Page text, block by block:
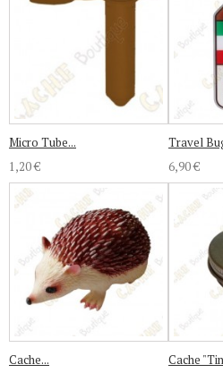
Micro Tube...
1,20 €
Travel
6,90 €
Cache...
Cache